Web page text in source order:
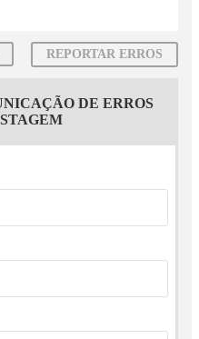
REPORTAR ERROS
DE ERROS